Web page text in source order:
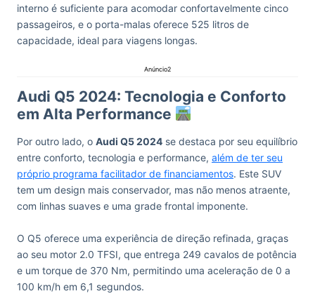
interno é suficiente para acomodar confortavelmente cinco
passageiros, e o porta-malas oferece 525 litros de
capacidade, ideal para viagens longas.
Anúncio2
Audi Q5 2024: Tecnologia e Conforto
em Alta Performance
Por outro lado, o Audi Q5 2024 se destaca por seu equilíbrio
entre conforto, tecnologia e performance, além de ter seu
próprio programa facilitador de financiamentos. Este SUV
tem um design mais conservador, mas não menos atraente,
com linhas suaves e uma grade frontal imponente.
O Q5 oferece uma experiência de direção refinada, graças
ao seu motor 2.0 TFSI, que entrega 249 cavalos de potência
e um torque de 370 Nm, permitindo uma aceleração de 0 a
100 km/h em 6,1 segundos.